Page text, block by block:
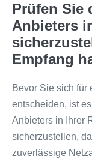
Prüfen Sie
Anbieters
Empfang
Bevor Sie sich für
entscheiden, ist
Anbieters in Ihrer
sicherzustellen,
zuverlässige